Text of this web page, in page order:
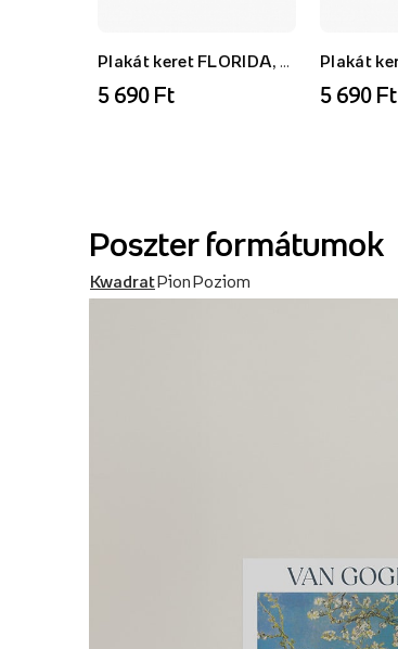
Plakát keret FLORIDA, AK, fekete, 21x30 cm
5 690 Ft 5 690 Ft
Poszter formátumok
KwadratPionPoziom